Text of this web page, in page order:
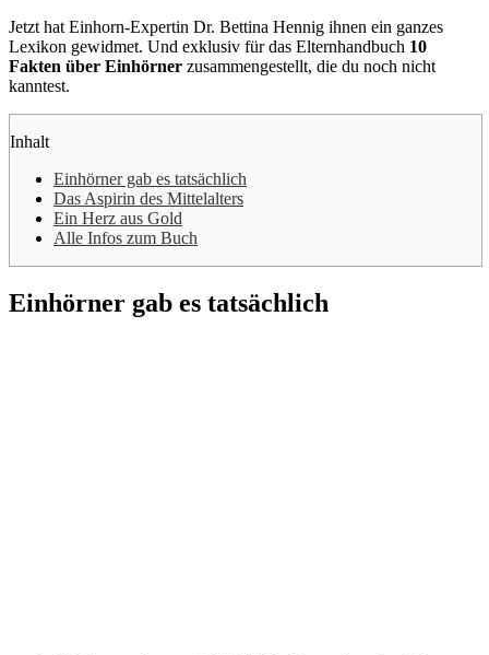
Jetzt hat Einhorn-Expertin Dr. Bettina Hennig ihnen ein ganzes
Lexikon gewidmet. Und exklusiv für das Elternhandbuch 10
Fakten über Einhörner zusammengestellt, die du noch nicht
kanntest.
Inhalt
Einhörner gab es tatsächlich
Das Aspirin des Mittelalters
Ein Herz aus Gold
Alle Infos zum Buch
Einhörner gab es tatsächlich